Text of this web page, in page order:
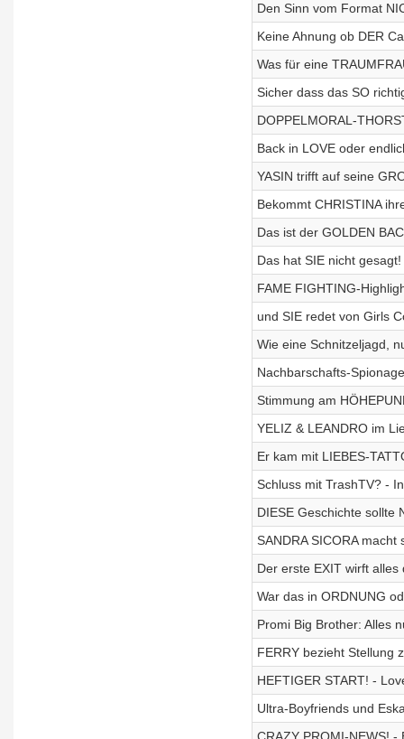
Den Sinn vom Format
Keine Ahnung ob DER
Was für eine
Sicher dass das SO
DOPPELMORAL-
Back in LOVE oder
YASIN trifft auf seine
Bekommt CHRISTINA
Das ist der GOLDEN
Das hat SIE nicht
FAME FIGHTING-
und SIE redet von Girls
Wie eine Schnitzeljagd,
Nachbarschafts-
Stimmung am
YELIZ & LEANDRO im
Er kam mit LIEBES-
Schluss mit TrashTV? -
DIESE Geschichte sollte
SANDRA SICORA
Der erste EXIT wirft
War das in ORDNUNG
Promi Big Brother: Alles
FERRY bezieht Stellung
HEFTIGER START! -
Ultra-Boyfriends und